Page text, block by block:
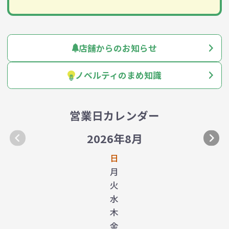
店舗からのお知らせ
ノベルティのまめ知識
営業日カレンダー
2026年8月
日
月
火
水
木
金